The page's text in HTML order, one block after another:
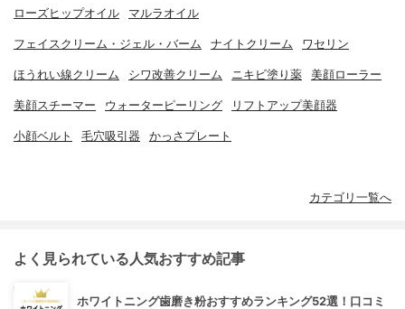
ローズヒップオイル マルラオイル
フェイスクリーム・ジェル・バーム ナイトクリーム ワセリン
ほうれい線クリーム シワ改善クリーム ニキビ塗り薬 美顔ローラー
美顔スチーマー ウォーターピーリング リフトアップ美顔器
小顔ベルト 毛穴吸引器 かっさプレート
カテゴリ一覧へ
よく見られている人気おすすめ記事
ホワイトニング歯磨き粉おすすめランキング52選！口コミ